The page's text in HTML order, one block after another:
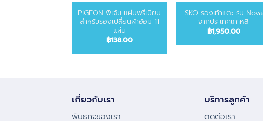
PIGEON พีเจ้น แผ่นพรีเมียม
สำหรับรองเปลี่ยนผ้าอ้อม 11
แผ่น
฿138.00
SKO รองเท้าแตะ รุ่น Nova
จากประเทศเกาหลี
฿1,950.00
เกี่ยวกับเรา
พันธกิจของเรา
บริการลูกค้า
ติดต่อเรา